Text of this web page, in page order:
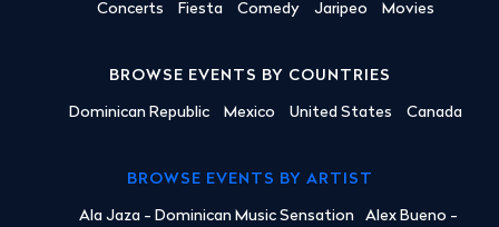
Concerts Fiesta Comedy Jaripeo Movies
BROWSE EVENTS BY COUNTRIES
Dominican Republic Mexico United States Canada
BROWSE EVENTS BY ARTIST
Ala Jaza - Dominican Music Sensation
Alex Bueno -